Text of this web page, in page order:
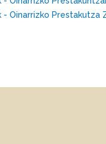
- Oinarrizko